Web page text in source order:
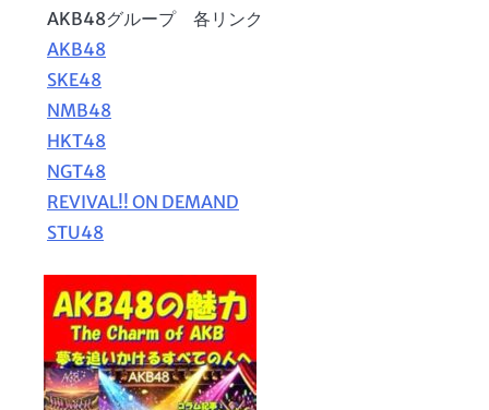
AKB48グループ 各リンク
AKB48
SKE48
NMB48
HKT48
NGT48
REVIVAL!! ON DEMAND
STU48